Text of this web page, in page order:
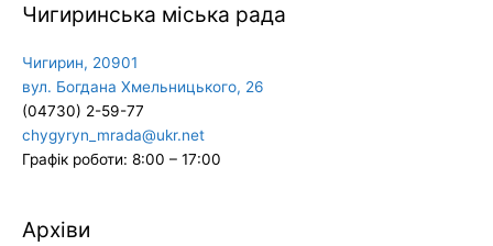
Чигиринська міська рада
Чигирин, 20901
вул. Богдана Хмельницького, 26
(04730) 2-59-77
chygyryn_mrada@ukr.net
Графік роботи: 8:00 – 17:00
Архіви
Архіви